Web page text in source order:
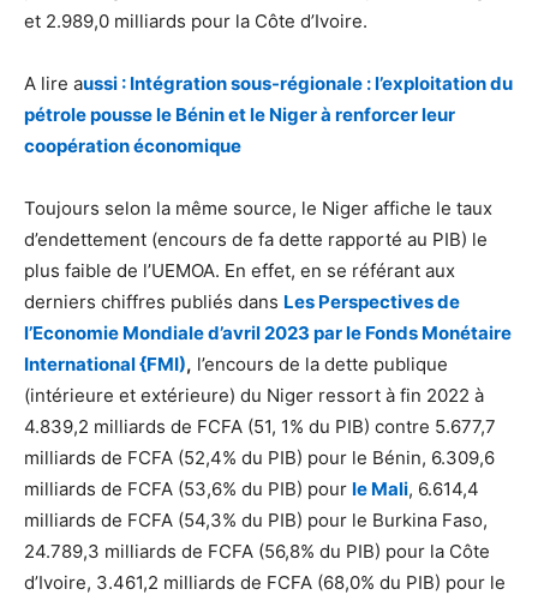
et 2.989,0 milliards pour la Côte d’Ivoire.
A lire aussi : Intégration sous-régionale : l’exploitation du
pétrole pousse le Bénin et le Niger à renforcer leur
coopération économique
Toujours selon la même source, le Niger affiche le taux
d’endettement (encours de fa dette rapporté au PIB) le
plus faible de l’UEMOA. En effet, en se référant aux
derniers chiffres publiés dans Les Perspectives de
l’Economie Mondiale d’avril 2023 par le Fonds Monétaire
International {FMI), l’encours de la dette publique
(intérieure et extérieure) du Niger ressort à fin 2022 à
4.839,2 milliards de FCFA (51, 1% du PIB) contre 5.677,7
milliards de FCFA (52,4% du PIB) pour le Bénin, 6.309,6
milliards de FCFA (53,6% du PIB) pour le Mali, 6.614,4
milliards de FCFA (54,3% du PIB) pour le Burkina Faso,
24.789,3 milliards de FCFA (56,8% du PIB) pour la Côte
d’Ivoire, 3.461,2 milliards de FCFA (68,0% du PIB) pour le